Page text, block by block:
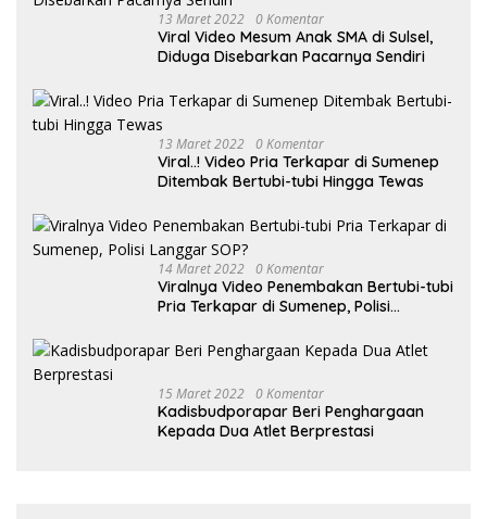
13 Maret 2022 0 Komentar
Viral Video Mesum Anak SMA di Sulsel,
Diduga Disebarkan Pacarnya Sendiri
13 Maret 2022 0 Komentar
Viral..! Video Pria Terkapar di Sumenep
Ditembak Bertubi-tubi Hingga Tewas
14 Maret 2022 0 Komentar
Viralnya Video Penembakan Bertubi-tubi
Pria Terkapar di Sumenep, Polisi
15 Maret 2022 0 Komentar
Kadisbudporapar Beri Penghargaan
Kepada Dua Atlet Berprestasi